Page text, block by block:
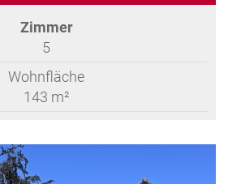
Zimmer
5
Wohnfläche
143 m²